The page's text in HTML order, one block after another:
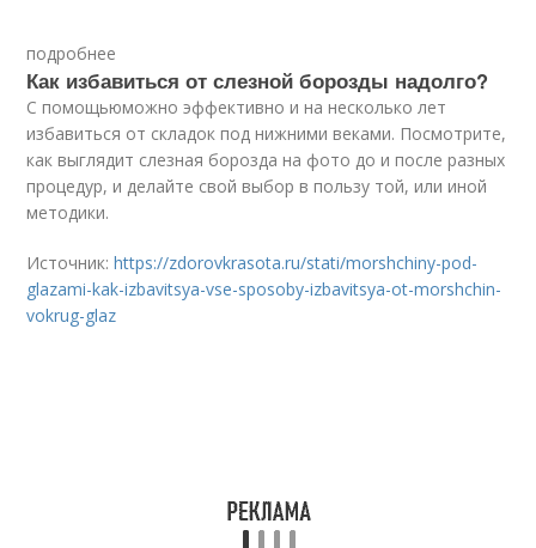
подробнее
Как избавиться от слезной борозды надолго?
С помощьюможно эффективно и на несколько лет
избавиться от складок под нижними веками. Посмотрите,
как выглядит слезная борозда на фото до и после разных
процедур, и делайте свой выбор в пользу той, или иной
методики.
Источник:https://zdorovkrasota.ru/stati/morshchiny-pod-
glazami-kak-izbavitsya-vse-sposoby-izbavitsya-ot-morshchin-
vokrug-glaz